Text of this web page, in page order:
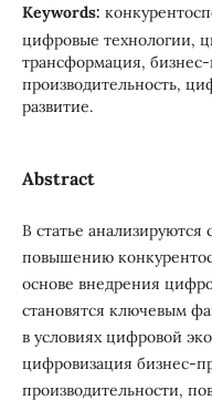
Keywords:
цифровые технологии,
трансформация,
производительность,
развитие.
Abstract
В статье
повышению
основе внедрения
становятся ключевым
в условиях цифровой
цифровизация бизнес-
производительности,